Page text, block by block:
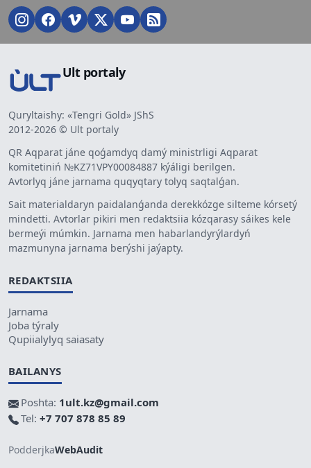
Ult portaly
Quryltaishy: «Tengri Gold» JShS
2012-2026 © Ult portaly
QR Aqparat jáne qoǵamdyq damý ministrligi Aqparat
komitetiniń №KZ71VPY00084887 kýáligi berilgen.
Avtorlyq jáne jarnama quqyqtary tolyq saqtalǵan.
Sait materialdaryn paidalanǵanda derekkózge silteme kórsetý
mindetti. Avtorlar pikiri men redaktsiia kózqarasy sáikes kele
bermeýi múmkin. Jarnama men habarlandyrýlardyń
mazmunyna jarnama berýshi jaýapty.
REDAKTSIIA
Jarnama
Joba týraly
Qupiialylyq saiasaty
BAILANYS
Poshta: 1ult.kz@gmail.com
Tel: +7 707 878 85 89
PodderjkaWebAudit